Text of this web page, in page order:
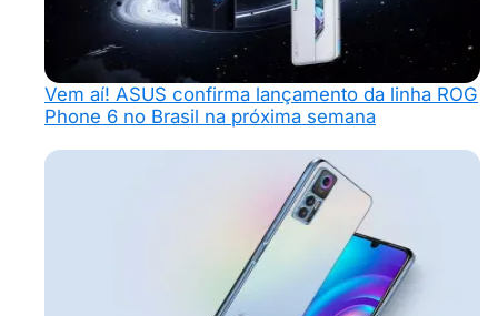
Vem aí! ASUS confirma lançamento da linha ROG
Phone 6 no Brasil na próxima semana